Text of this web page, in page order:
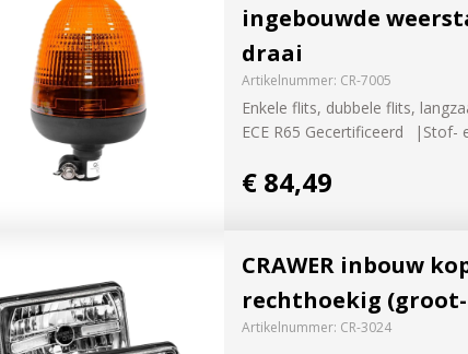
ingebouwde
draai
Artikelnummer: CR-7005
Enkele flits, dubbele flits,
ECE R65 Gecertificeerd
Stof-
€ 84,49
CRAWER inbouw
rechthoekig
Artikelnummer: CR-3024